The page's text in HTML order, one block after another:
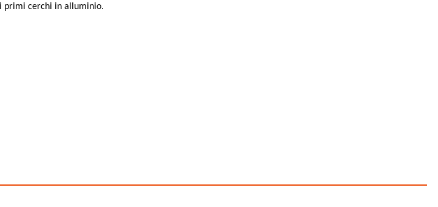
primi cerchi in alluminio.